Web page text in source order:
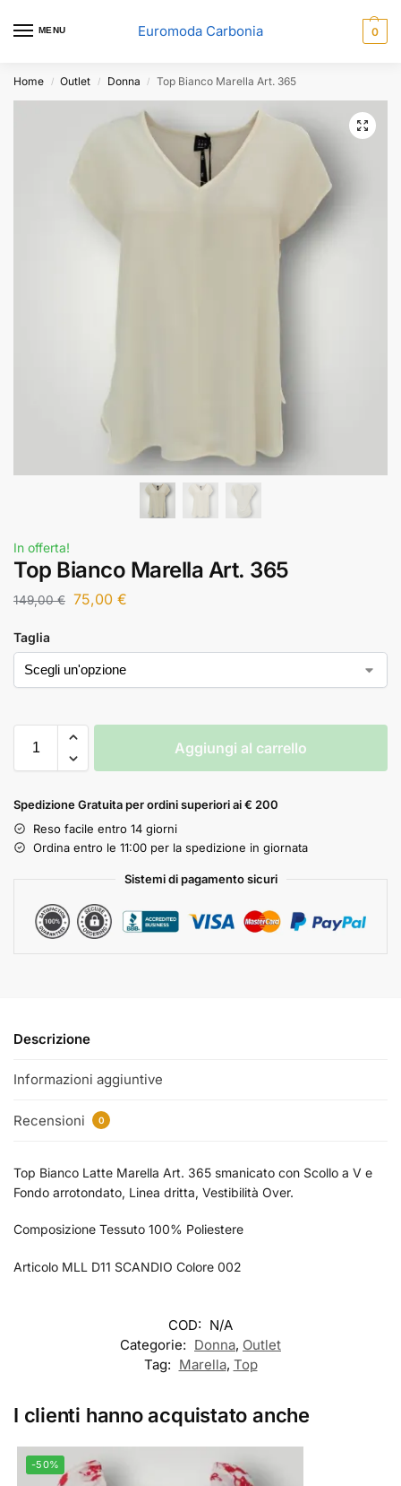
MENU Euromoda Carbonia 0
Home / Outlet / Donna / Top Bianco Marella Art. 365
In offerta!
Top Bianco Marella Art. 365
149,00€ 75,00 €
Taglia
Aggiungi al carrello
Spedizione Gratuita per ordini superiori ai € 200
Reso facile entro 14 giorni
Ordina entro le 11:00 per la spedizione in giornata
Sistemi di pagamento sicuri
Descrizione
Informazioni aggiuntive
Recensioni 0
Top Bianco Latte Marella Art. 365 smanicato con Scollo a V e
Fondo arrotondato, Linea dritta, Vestibilità Over.
Composizione Tessuto 100% Poliestere
Articolo MLL D11 SCANDIO Colore 002
COD: N/A
Categorie: Donna, Outlet
Tag: Marella, Top
I clienti hanno acquistato anche
-50%